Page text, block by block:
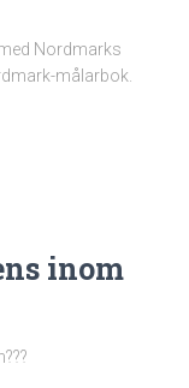
Nordmarks
målarbok.
inom